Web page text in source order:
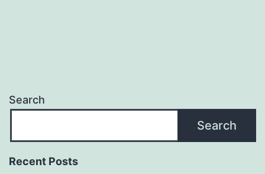
Search
Search
Recent Posts